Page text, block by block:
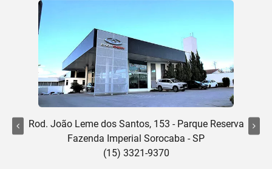
Rod. João Leme dos Santos, 153 - Parque Reserva
Fazenda Imperial Sorocaba - SP
(15) 3321-9370